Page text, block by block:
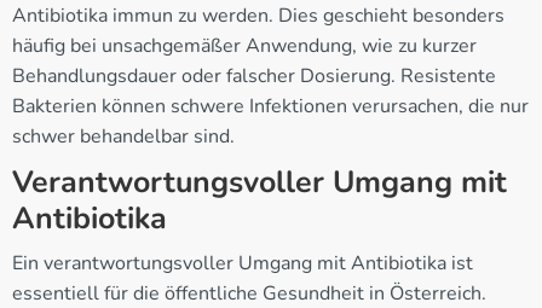
Antibiotika immun zu werden. Dies geschieht besonders
häufig bei unsachgemäßer Anwendung, wie zu kurzer
Behandlungsdauer oder falscher Dosierung. Resistente
Bakterien können schwere Infektionen verursachen, die nur
schwer behandelbar sind.
Verantwortungsvoller Umgang mit
Antibiotika
Ein verantwortungsvoller Umgang mit Antibiotika ist
essentiell für die öffentliche Gesundheit in Österreich.